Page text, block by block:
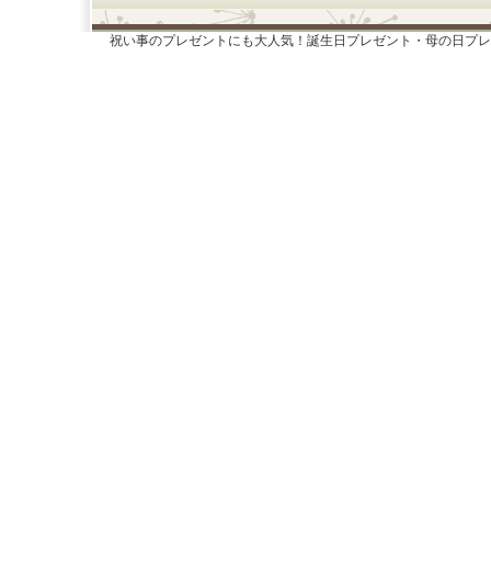
祝い事のプレゼントにも大人気！誕生日プレゼント・母の日プ